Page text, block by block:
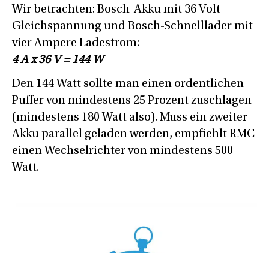
Wir betrachten: Bosch-Akku mit 36 Volt
Gleichspannung und Bosch-Schnelllader mit
vier Ampere Ladestrom:
4 A x 36 V = 144 W
Den 144 Watt sollte man einen ordentlichen
Puffer von mindestens 25 Prozent zuschlagen
(mindestens 180 Watt also). Muss ein zweiter
Akku parallel geladen werden, empfiehlt RMC
einen Wechselrichter von mindestens 500
Watt.